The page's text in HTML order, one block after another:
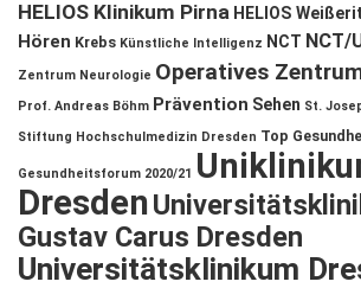
HELIOS Klinikum Pirna HELIOS
Hören Krebs Künstliche Intelligenz NCT NCT/
Zentrum Neurologie Operatives
Prof. Andreas Böhm Prävention Sehen St.
Stiftung Hochschulmedizin Dresden Top
Gesundheitsforum 2020/21
Dresden
Gustav Carus Dresden
Universitätsklinikum